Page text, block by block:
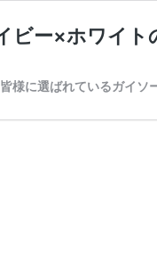
ー×ホワイト
様に選ばれているガイソ